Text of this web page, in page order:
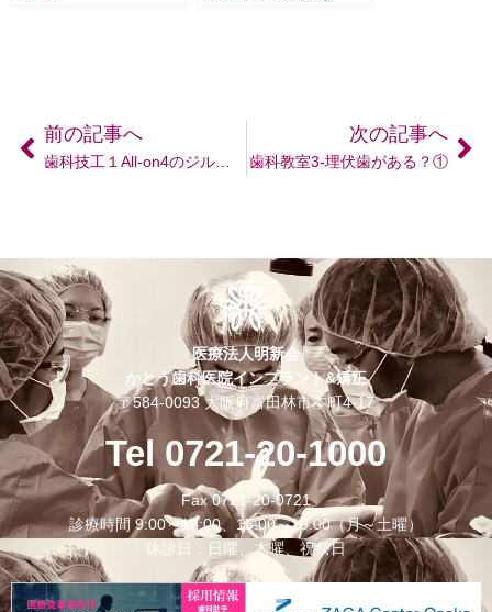
前の記事へ 次の記事へ
歯科教室3-埋伏歯がある？①
医療法人明新会
かとう歯科医院インプラント&矯正
〒584-0093 大阪府富田林市本町4-17
Tel 0721-20-1000
Fax 0721-20-0721
診療時間 9:00～13:00、15:00～19:00（月～土曜）
休診日：日曜、木曜、祝祭日